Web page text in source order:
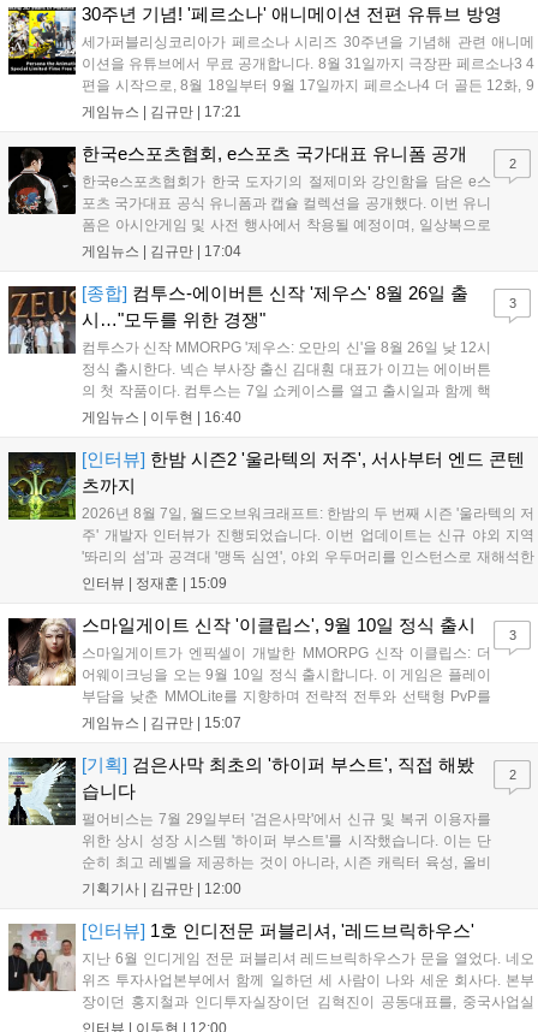
다. 유비소프트의 '고스트리콘: 와일드랜드'는 7년 만의 대규모 업
데이트 '라스트 라이츠'와 함께 95% 할인 중입니다....
30주년 기념! '페르소나' 애니메이션 전편 유튜브 방영
세가퍼블리싱코리아가 페르소나 시리즈 30주년을 기념해 관련 애니메
이션을 유튜브에서 무료 공개합니다. 8월 31일까지 극장판 페르소나3 4
편을 시작으로, 8월 18일부터 9월 17일까지 페르소나4 더 골든 12화, 9
월 15일부터 10월 14일까지 페르소나5 시리즈가 순차 공개됩니다. 또한
영상 및 대형 전광판에 소개될 예정입니다....
게임뉴스 | 김규만 | 17:21
한국e스포츠협회, e스포츠 국가대표 유니폼 공개
한국e스포츠협회가 한국 도자기의 절제미와 강인함을 담은 e스
포츠 국가대표 공식 유니폼과 캡슐 컬렉션을 공개했다. 이번 유니
폼은 아시안게임 및 사전 행사에서 착용될 예정이며, 일상복으로
구성된 컬렉션은 오는 8월 28일부터 골스튜디오 공식 홈페이지
서는 대회 규정에 따라 별도의 유니폼을 착용할 계획이다....
게임뉴스 | 김규만 | 17:04
2
[종합] 컴투스-에이버튼 신작 '제우스' 8월 26일 출
시…"모두를 위한 경쟁"
컴투스가 신작 MMORPG '제우스: 오만의 신'을 8월 26일 낮 12시
정식 출시한다. 넥슨 부사장 출신 김대훤 대표가 이끄는 에이버튼
의 첫 작품이다. 컴투스는 7일 쇼케이스를 열고 출시일과 함께 핵
심 콘텐츠, 유료화 정책, 운영 방향을 공개했다. 캐릭터명 선점은
의 오만으로 균열이...
게임뉴스 | 이두현 | 16:40
3
[인터뷰] 한밤 시즌2 '울라텍의 저주', 서사부터 엔드 콘텐
츠까지
2026년 8월 7일, 월드오브워크래프트: 한밤의 두 번째 시즌 '울라텍의 저
주' 개발자 인터뷰가 진행되었습니다. 이번 업데이트는 신규 야외 지역
'똬리의 섬'과 공격대 '맹독 심연', 야외 우두머리를 인스턴스로 재해석한
'소굴'을 포함합니다. 개발진은 하우징 시스템 개선 및 신화+ 던전 로테이
를 표했습니다....
인터뷰 | 정재훈 | 15:09
스마일게이트 신작 '이클립스', 9월 10일 정식 출시
스마일게이트가 엔픽셀이 개발한 MMORPG 신작 이클립스: 더
어웨이크닝을 오는 9월 10일 정식 출시합니다. 이 게임은 플레이
부담을 낮춘 MMOLite를 지향하며 전략적 전투와 선택형 PvP를
특징으로 합니다. 현재 공식 홈페이지와 앱 마켓에서 사전등록을
니다. 또한 카카오톡 채널 추가 시 주차별 스페셜 쿠폰과 한정 스
킨, 경품 이벤트 등 풍성한 혜택을 마련해 이용자들의 기대를 모
으고 있습니다....
게임뉴스 | 김규만 | 15:07
3
[기획] 검은사막 최초의 '하이퍼 부스트', 직접 해봤
습니다
펄어비스는 7월 29일부터 '검은사막'에서 신규 및 복귀 이용자를
위한 상시 성장 시스템 '하이퍼 부스트'를 시작했습니다. 이는 단
순히 최고 레벨을 제공하는 것이 아니라, 시즌 캐릭터 육성, 올비
아 아카데미 수료, 아침의 나라 설화 진행 등 4단계 과정을 통해
용자는 과제를 완수하며 동(V) 투발라 장비와 검은별 무기, 카라
자드 장신구 등을 획득해 주요 콘텐츠에 진입할 수 있습니다....
기획기사 | 김규만 | 12:00
2
[인터뷰] 1호 인디전문 퍼블리셔, '레드브릭하우스'
지난 6월 인디게임 전문 퍼블리셔 레드브릭하우스가 문을 열었다. 네오
위즈 투자사업본부에서 함께 일하던 세 사람이 나와 세운 회사다. 본부
장이던 홍지철과 인디투자실장이던 김혁진이 공동대표를, 중국사업실
장이던 이민정이 이사를 맡았다. 출범 한 달여 만에 위메이드맥스의 전
인터뷰 | 이두현 | 12:00